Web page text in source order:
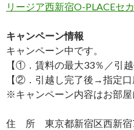
リージア西新宿O-PLACEセ
キャンペーン情報
キャンペーン中です。
【①．賃料の最大33％／引越
【②．引越し完了後→指定口
※キャンペーン内容はお部屋
住 所 東京都新宿区西新宿